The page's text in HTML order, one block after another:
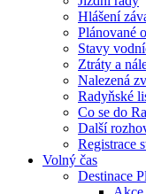
Hlášení
Plánované
Stavy
Ztráty a
Nalezená
Radyňské
Co se do
Další
Registrace
Volný čas
Destinace